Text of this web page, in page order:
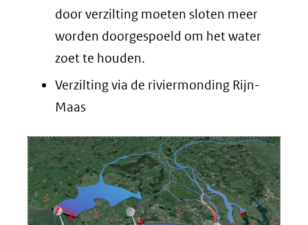
door verzilting moeten sloten meer
worden doorgespoeld om het water
zoet te houden.
Verzilting via de riviermonding Rijn-
Maas